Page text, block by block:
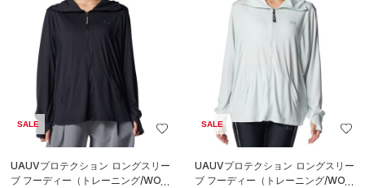
SALE
UAUVプロテクション ロングスリー
ブ フーディー（トレーニング/WOM
SALE
UAUVプロテクション ロングスリー
ブ フーディー（トレーニング/WOM